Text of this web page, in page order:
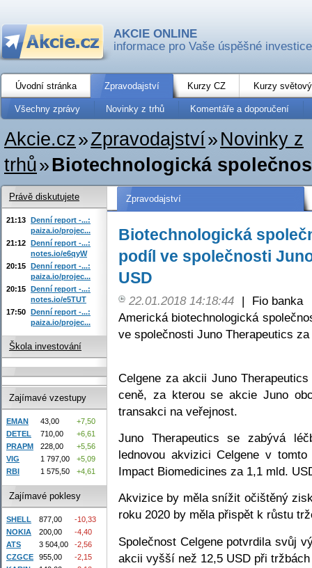
AKCIE ONLINE
informace pro Vaše úspěšné investice
Úvodní stránka Zpravodajství Kurzy CZ Kurzy
Všechny zprávy Novinky z trhů Komentáře a doporučení
Akcie.cz»Zpravodajství» Novinky z
trhů»Biotechnologická
Zpravodajství
Biotechnologická
podíl ve společnosti
USD
22.01.2018 14:18:44 |
Fio banka
Americká biotechnologická
ve společnosti Juno Therapeutics
Celgene za akcii Juno
ceně, za kterou se akcie Juno
transakci na veřejnost.
Juno Therapeutics se zabývá
lednovou akvizici Celgene v
Impact Biomedicines za 1,1 mld.
Akvizice by měla snížit očištěný
roku 2020 by měla přispět k růstu
Společnost Celgene potvrdila svůj
akcii vyšší než 12,5 USD při
Právě diskutujete
21:13 Denní report -...:
paiza.io/projec...
21:12 Denní report -...:
notes.io/e6qyW
20:15 Denní report -...:
paiza.io/projec...
20:15 Denní report -...:
notes.io/e5TUT
17:50 Denní report -...:
paiza.io/projec...
Škola investování
Zajímavé vzestupy
EMAN 43,00
+7,50
DETEL
710,00
+6,61
PRAPM
228,00
+5,56
VIG
1 797,00
+5,09
RBI
1 575,50 +4,61
Zajímavé poklesy
SHELL 877,00
-10,33
NOKIA
200,00
-4,40
ATS
3 504,00
-2,56
CZGCE
955,00
-2,15